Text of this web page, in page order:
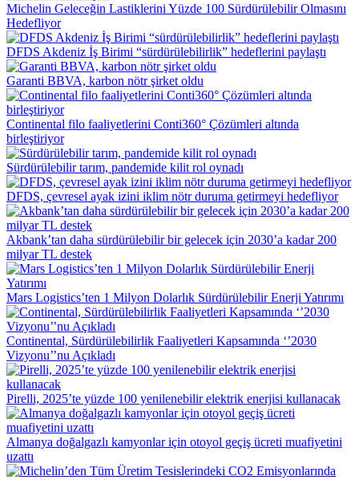
Michelin Geleceğin Lastiklerini Yüzde 100 Sürdürülebilir Olmasını
Hedefliyor
DFDS Akdeniz İş Birimi “sürdürülebilirlik” hedeflerini paylaştı
Garanti BBVA, karbon nötr şirket oldu
Continental filo faaliyetlerini Conti360° Çözümleri altında
birleştiriyor
Sürdürülebilir tarım, pandemide kilit rol oynadı
DFDS, çevresel ayak izini iklim nötr duruma getirmeyi hedefliyor
Akbank’tan daha sürdürülebilir bir gelecek için 2030’a kadar 200
milyar TL destek
Mars Logistics’ten 1 Milyon Dolarlık Sürdürülebilir Enerji Yatırımı
Continental, Sürdürülebilirlik Faaliyetleri Kapsamında ‘’2030
Vizyonu’’nu Açıkladı
Pirelli, 2025’te yüzde 100 yenilenebilir elektrik enerjisi kullanacak
Almanya doğalgazlı kamyonlar için otoyol geçiş ücreti muafiyetini
uzattı